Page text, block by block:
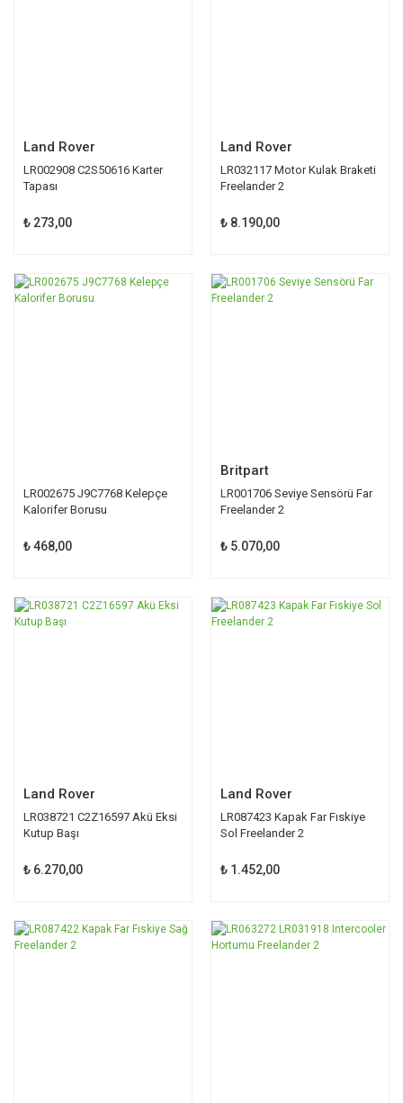
Land Rover
LR002908 C2S50616 Karter
Tapası
₺ 273,00
Land Rover
LR032117 Motor Kulak Braketi
Freelander 2
₺ 8.190,00
LR002675 J9C7768 Kelepçe
Kalorifer Borusu
₺ 468,00
Britpart
LR001706 Seviye Sensörü Far
Freelander 2
₺ 5.070,00
Land Rover
LR038721 C2Z16597 Akü Eksi
Kutup Başı
₺ 6.270,00
Land Rover
LR087423 Kapak Far Fıskiye
Sol Freelander 2
₺ 1.452,00